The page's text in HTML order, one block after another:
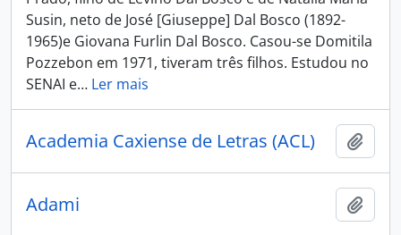
Susin, neto de José [Giuseppe] Dal Bosco (1892-
1965)e Giovana Furlin Dal Bosco. Casou-se Domitila
Pozzebon em 1971, tiveram três filhos. Estudou no
SENAI e… Ler mais
Academia Caxiense de Letras (ACL)
Adami